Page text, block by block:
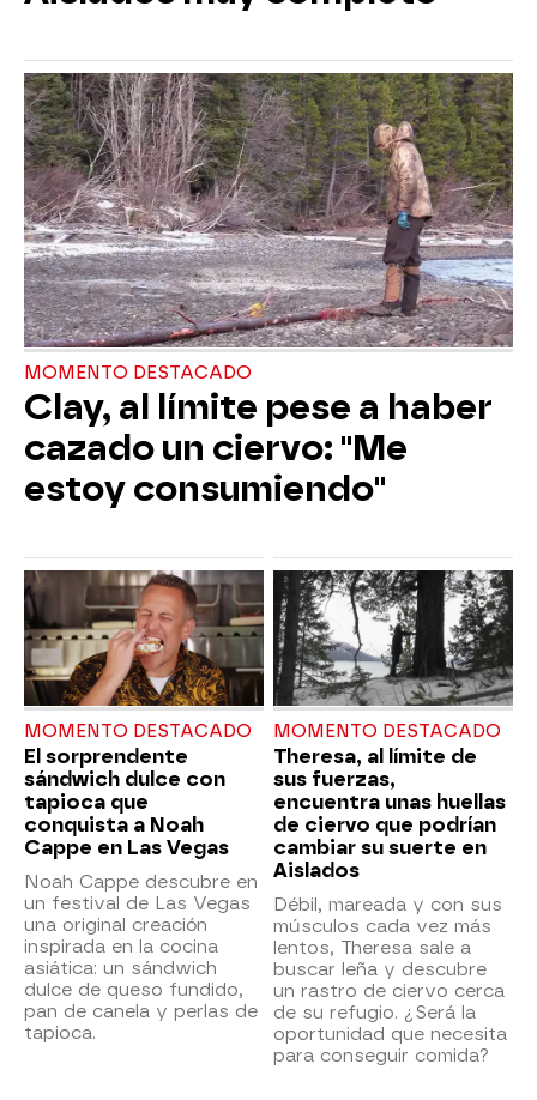
MOMENTO DESTACADO
Clay, al límite pese a haber
cazado un ciervo: "Me
estoy consumiendo"
MOMENTO DESTACADO
El sorprendente
sándwich dulce con
tapioca que
conquista a Noah
Cappe en Las Vegas
Noah Cappe descubre en
un festival de Las Vegas
una original creación
inspirada en la cocina
asiática: un sándwich
dulce de queso fundido,
pan de canela y perlas de
tapioca.
MOMENTO DESTACADO
Theresa, al límite de
sus fuerzas,
encuentra unas huellas
de ciervo que podrían
cambiar su suerte en
Aislados
Débil, mareada y con sus
músculos cada vez más
lentos, Theresa sale a
buscar leña y descubre
un rastro de ciervo cerca
de su refugio. ¿Será la
oportunidad que necesita
para conseguir comida?